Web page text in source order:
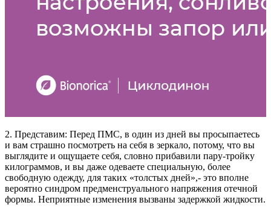
2. Представим: Перед ПМС, в один из дней вы просыпаетесь
и вам страшно посмотреть на себя в зеркало, потому, что вы
выглядите и ощущаете себя, словно прибавили пару-тройку
килограммов, и вы даже одеваете специальную, более
свободную одежду, для таких «толстых дней»,- это вполне
вероятно синдром предменструального напряжения отечной
формы. Неприятные изменения вызваны задержкой жидкости.